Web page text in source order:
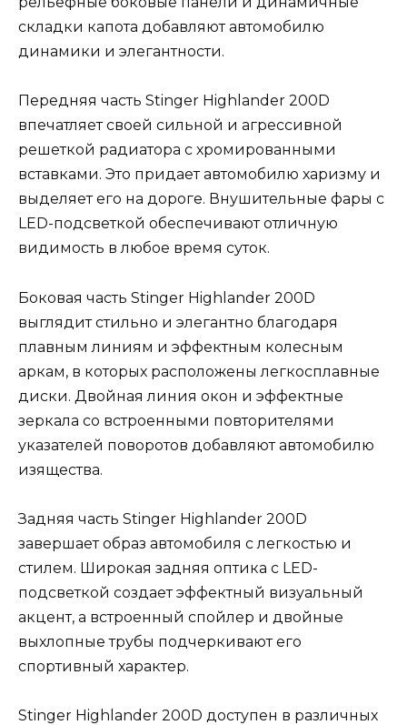
складки капота добавляют автомобилю
динамики и элегантности.
Передняя часть Stinger Highlander 200D
впечатляет своей сильной и агрессивной
решеткой радиатора с хромированными
вставками. Это придает автомобилю харизму и
выделяет его на дороге. Внушительные фары с
LED-подсветкой обеспечивают отличную
видимость в любое время суток.
Боковая часть Stinger Highlander 200D
выглядит стильно и элегантно благодаря
плавным линиям и эффектным колесным
аркам, в которых расположены легкосплавные
диски. Двойная линия окон и эффектные
зеркала со встроенными повторителями
указателей поворотов добавляют автомобилю
изящества.
Задняя часть Stinger Highlander 200D
завершает образ автомобиля с легкостью и
стилем. Широкая задняя оптика с LED-
подсветкой создает эффектный визуальный
акцент, а встроенный спойлер и двойные
выхлопные трубы подчеркивают его
спортивный характер.
Stinger Highlander 200D доступен в различных